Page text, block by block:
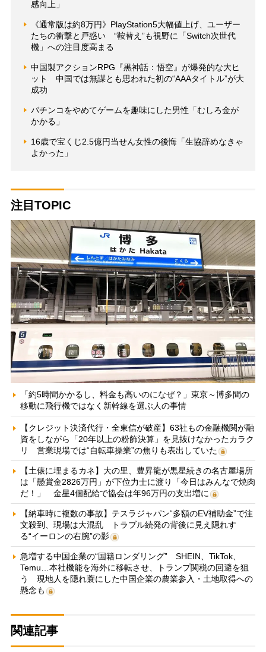
感向上」
《通常版は約8万円》PlayStation5大幅値上げ、ユーザー
たちの衝撃と戸惑い “鞍替え”も視野に「Switch次世代
機」への注目度高まる
中国製アクションRPG『黒神話：悟空』が爆発的な大ヒ
ット 中国では無謀とも思われた初の“AAAタイトル”が大
成功
パチンコをやめてゲームを趣味にした男性「むしろ金が
かかる」
16歳で宝くじ2.5億円当せん女性の後悔「生協辞めなきゃ
よかった」
注目TOPIC
「約5時間かかるし、料金も高いのになぜ？」東京～博多間の
移動に飛行機ではなく新幹線を選ぶ人の事情
【クレジット決済代行・全東信が破産】63社もの金融機関が融
資をしながら「20年以上の粉飾決算」を見抜けなかったカラク
リ 営業現場では“自転車操業”の焦りも表出していた
【土俵に埋まるカネ】大の里、豊昇龍が黒星続きの名古屋場所
は「懸賞金2826万円」が下位力士に渡り「今日はみんなで焼肉
だ！」 金星4個配給で協会は年96万円の支出増に
【納車時に複数の事故】テスラジャパン“多額のEV補助金”で注
文殺到、現場は大混乱 トラブル続発の背後に見え隠れす
る“イーロンの右腕”の影
急増する中国企業の“国籍ロンダリング” SHEIN、TikTok、
Temu…本社機能を海外に移転させ、トランプ関税の回避を狙
う 現地人を隠れ蓑にした中国企業の農業参入・土地取得への
懸念も
関連記事